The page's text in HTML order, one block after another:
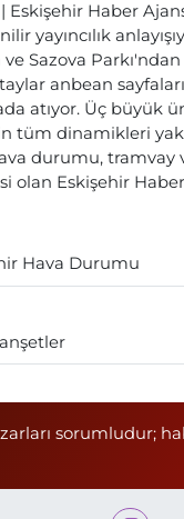
Haber
yayıncılık
ve Sazova
anbean
atıyor. Üç büyük
dinamikleri
durumu,
Eskişehir
Hava Durumu
sorumludur;